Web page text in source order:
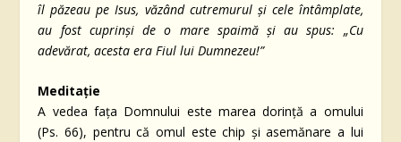
îl păzeau pe Isus, văzând cutremurul şi cele întâmplate,
au fost cuprinşi de o mare spaimă şi au spus: „Cu
adevărat, acesta era Fiul lui Dumnezeu!”
Meditație
A vedea fața Domnului este marea dorință a omului
(Ps. 66), pentru că omul este chip și asemănare a lui